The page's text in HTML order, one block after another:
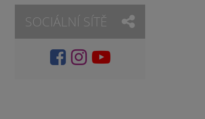
SOCIÁLNÍ SÍTĚ